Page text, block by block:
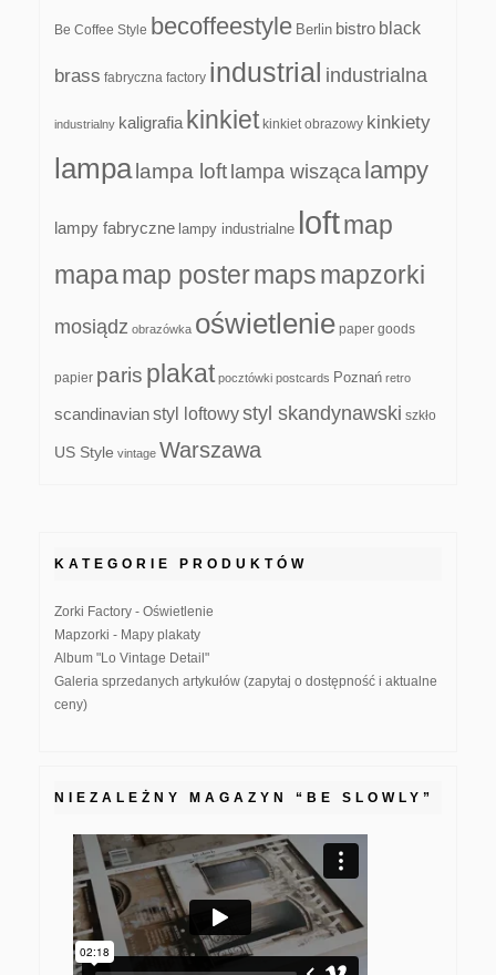
Be Coffee Style becoffeestyle Berlin bistro black
brass fabryczna factory industrial industrialna
industrialny kaligrafia kinkiet kinkiet obrazowy kinkiety
lampa lampa loft lampa wisząca lampy
lampy fabryczne lampy industrialne loftmap
mapamap postermapsmapzorki
mosiądz obrazówka oświetlenie paper goods
papier paris plakat pocztówki postcards Poznań retro
scandinavianstyl loftowystyl skandynawski szkło
US Style vintage Warszawa
KATEGORIE PRODUKTÓW
Zorki Factory - Oświetlenie
Mapzorki - Mapy plakaty
Album "Lo Vintage Detail"
Galeria sprzedanych artykułów (zapytaj o dostępność i aktualne
ceny)
NIEZALEŻNY MAGAZYN “BE SLOWLY”